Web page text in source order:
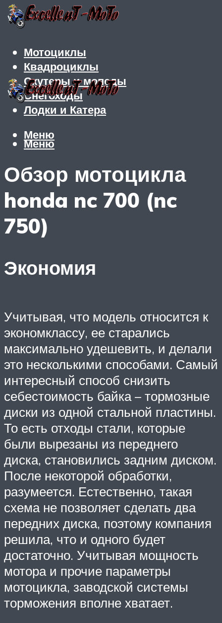
Мотоциклы
Квадроциклы
Скутеры и мопеды
Снегоходы
Лодки и Катера
Меню
Меню
Обзор мотоцикла
honda nc 700 (nc
750)
Экономия
Учитывая, что модель относится к
экономклассу, ее старались
максимально удешевить, и делали
это несколькими способами. Самый
интересный способ снизить
себестоимость байка – тормозные
диски из одной стальной пластины.
То есть отходы стали, которые
были вырезаны из переднего
диска, становились задним диском.
После некоторой обработки,
разумеется. Естественно, такая
схема не позволяет сделать два
передних диска, поэтому компания
решила, что и одного будет
достаточно. Учитывая мощность
мотора и прочие параметры
мотоцикла, заводской системы
торможения вполне хватает.